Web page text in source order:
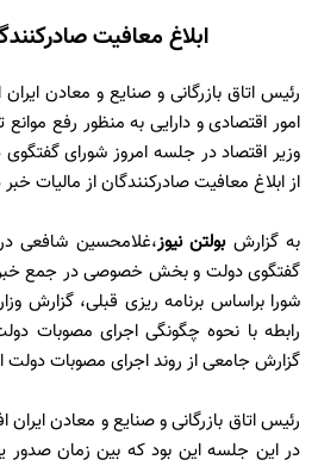
ابلاغ معافیت
رئیس اتاق بازرگانی و صنایع و معادن
امور اقتصادی و دارایی به منظور رفع
وزیر اقتصاد در جلسه امروز شورای
از ابلاغ معافیت صادرکنندگان از مالیات خبر
به گزارشبولتن نیوز،غلامحسین شافعی
گفتگوی دولت و بخش خصوصی در جمع
شورا براساس برنامه ریزی قبلی، گزارش
رابطه با نحوه چگونگی اجرای مصوبات
گزارش جامعی از روند اجرای مصوبات دولت
رئیس اتاق بازرگانی و صنایع و معادن
در این جلسه این بود که بین زمان صدور